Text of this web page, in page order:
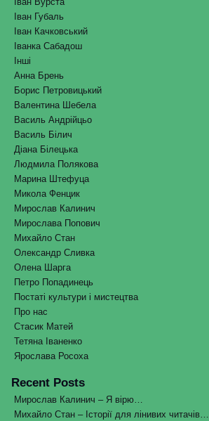
Іван Губаль
Іван Качковський
Іванка Сабадош
Інші
Анна Брень
Борис Петровицький
Валентина Шебела
Василь Андрійцьо
Василь Білич
Діана Білецька
Людмила Полякова
Марина Штефуца
Микола Фенцик
Мирослав Калинич
Мирослава Попович
Михайло Стан
Олександр Сливка
Олена Шарга
Петро Попадинець
Постаті культури і мистецтва
Про нас
Стасик Матей
Тетяна Іваненко
Ярослава Росоха
Recent Posts
Мирослав Калинич – Я вірю…
Михайло Стан – Історії для лінивих читачів…